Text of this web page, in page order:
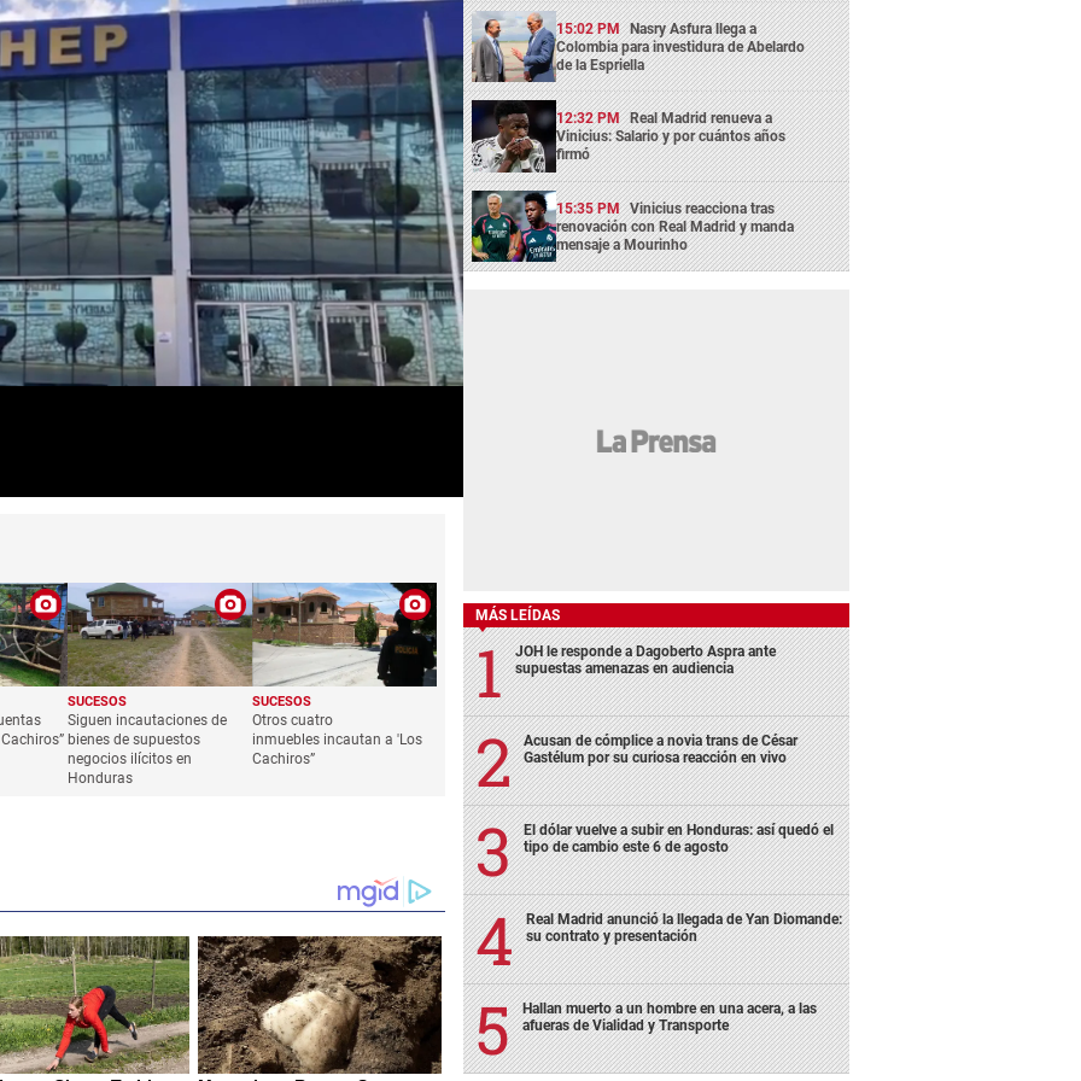
SUCESOS
Siguen incautaciones de
bienes de supuestos
negocios ilícitos en
Honduras
SUCESOS
Otros cuatro
inmuebles incautan a 'Los
Cachiros”
15:02 PM Nasry Asfura llega a
Colombia para investidura de Abelardo
de la Espriella
12:32 PM Real Madrid renueva a
Vinicius: Salario y por cuántos años
firmó
15:35 PM Vinicius reacciona tras
renovación con Real Madrid y manda
mensaje a Mourinho
MÁS LEÍDAS
JOH le responde a Dagoberto Aspra ante
supuestas amenazas en audiencia
Acusan de cómplice a novia trans de César
Gastélum por su curiosa reacción en vivo
El dólar vuelve a subir en Honduras: así quedó el
tipo de cambio este 6 de agosto
Real Madrid anunció la llegada de Yan Diomande:
su contrato y presentación
Hallan muerto a un hombre en una acera, a las
afueras de Vialidad y Transporte